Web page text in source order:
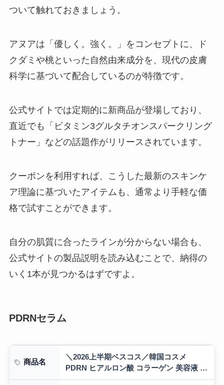
ついて触れておきましょう。
アヌアは「優しく。強く。」をコンセプトに、ド
クダミや桃といった自然由来成分を、現代の皮膚
科学に基づいて配合しているのが特徴です。
公式サイトでは定期的に新商品が登場しており、
直近でも「ビタミン3グルタチオンスパークリング
トナー」などの話題作がリリースされています。
クーポンを利用すれば、こうした最新のスキンケ
ア理論に基づいたアイテムも、通常より手軽な価
格で試すことができます。
自分の肌質に合ったラインが分からない場合も、
公式サイトの製品説明を読み込むことで、納得の
いく1本が見つかるはずですよ。
PDRNセラム
商品名
＼2026上半期ベスコス／韓国コスメ
PDRN ヒアルロン酸 コラーゲン 美容液 セ
ラム 保湿 うるおい ハリ ツヤ キメトラブ